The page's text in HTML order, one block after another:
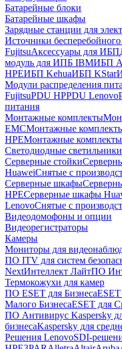
Батарейные блоки
Батарейные шкафы
Зарядные станции для
Источники
FujitsuАксессуары для ИБП
модуль для ИПБ IBMИБП
HPEИБП KehuaИБП KStar
Модули распределения
FujitsuPDU HPPDU Lenovo
питания
Монтажные комплекты
EMCМонтажные
HPEМонтажные
Светодиодные светильники
Серверные стойки
HuaweiСнятые с
Серверные шкафы
HPEСерверные шкафы
LenovoСнятые с
Видеодомофоны и опции
Видеорегистраторы
Камеры
Мониторы для
ПО ITV для систем
NextИнтеллект ЛайтПО
Термокожухи для камер
ПО ESET для Бизнеса
Малого БизнесаESET для
ПО Антивирус Kaspersky
бизнесаKaspersky для
Решения LenovoSDI-